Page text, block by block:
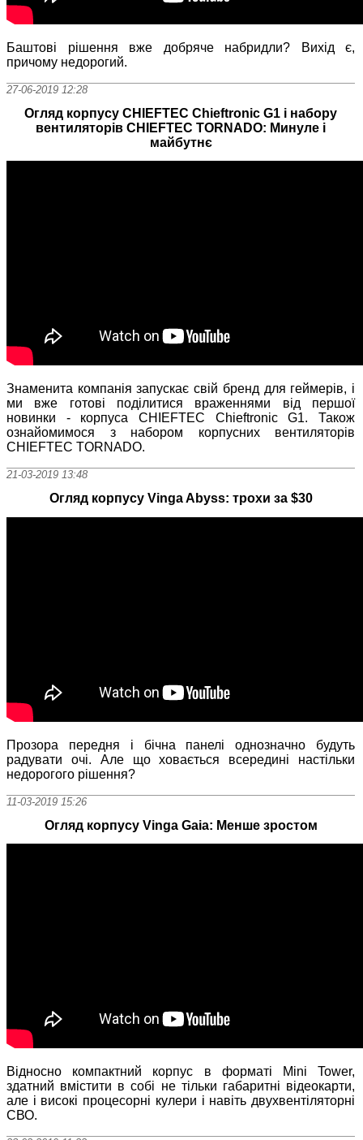
Баштові рішення вже добряче набридли? Вихід є,
причому недорогий.
27-06-2019 12:28
Огляд корпусу CHIEFTEC Chieftronic G1 і набору
вентиляторів CHIEFTEC TORNADO: Минуле і
майбутнє
Знаменита компанія запускає свій бренд для геймерів, і
ми вже готові поділитися враженнями від першої
новинки - корпуса CHIEFTEC Chieftronic G1. Також
ознайомимося з набором корпусних вентиляторів
CHIEFTEC TORNADO.
21-03-2019 13:48
Огляд корпусу Vinga Abyss: трохи за $30
Прозора передня і бічна панелі однозначно будуть
радувати очі. Але що ховається всередині настільки
недорогого рішення?
11-03-2019 15:26
Огляд корпусу Vinga Gaia: Менше зростом
Відносно компактний корпус в форматі Mini Tower,
здатний вмістити в собі не тільки габаритні відеокарти,
але і високі процесорні кулери і навіть двухвентіляторні
СВО.